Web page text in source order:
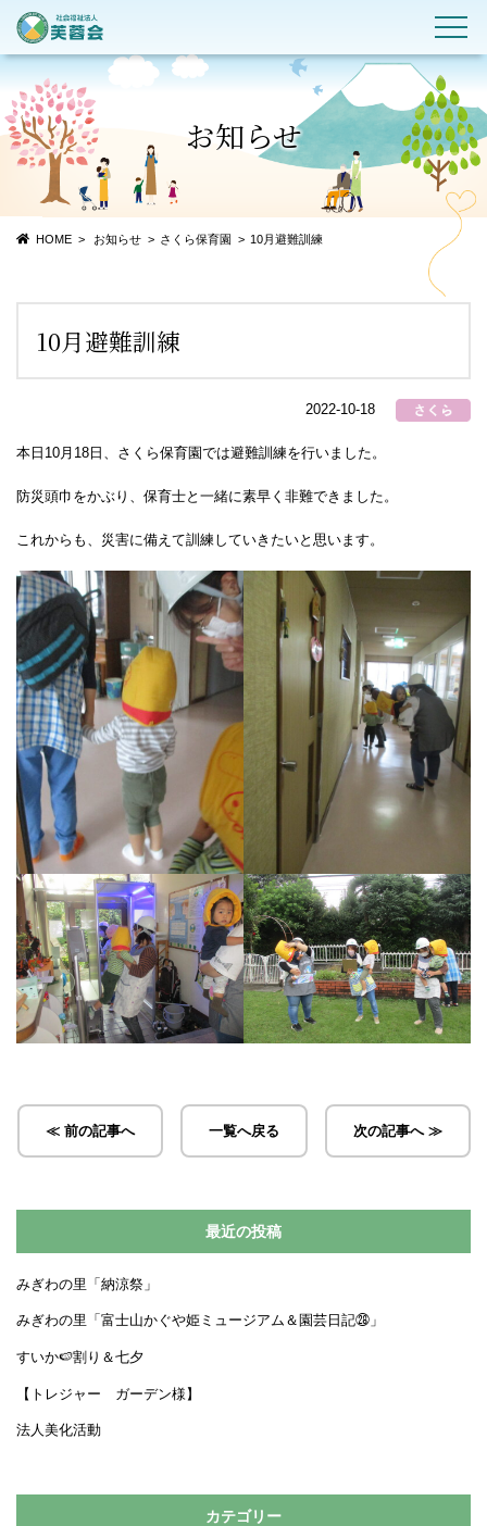
お知らせ
HOME お知らせ さくら保育園 10月避難訓練
10月避難訓練
2022-10-18
本日10月18日、さくら保育園では避難訓練を行いました。
防災頭巾をかぶり、保育士と一緒に素早く非難できました。
これからも、災害に備えて訓練していきたいと思います。
≪ 前の記事へ 一覧へ戻る 次の記事へ ≫
最近の投稿
みぎわの里「納涼祭」
みぎわの里「富士山かぐや姫ミュージアム＆園芸日記㉘」
すいか🍉割り＆七夕
【トレジャー ガーデン様】
法人美化活動
カテゴリー